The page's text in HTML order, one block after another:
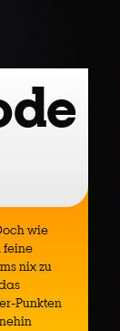
wie
feine
nix zu
Punkten